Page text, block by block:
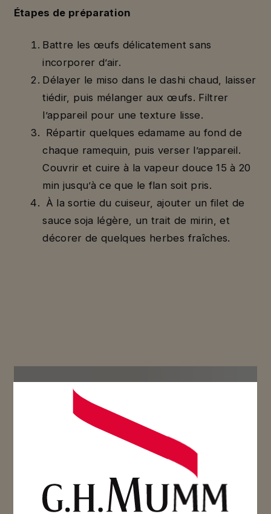
Étapes de préparation
Battre les œufs délicatement sans
incorporer d’air.
Délayer le miso dans le dashi chaud, laisser
tiédir, puis mélanger aux œufs. Filtrer
l’appareil pour une texture lisse.
Répartir quelques edamame au fond de
chaque ramequin, puis verser l’appareil.
Couvrir et cuire à la vapeur douce 15 à 20
min jusqu’à ce que le flan soit pris.
À la sortie du cuiseur, ajouter un filet de
sauce soja légère, un trait de mirin, et
décorer de quelques herbes fraîches.